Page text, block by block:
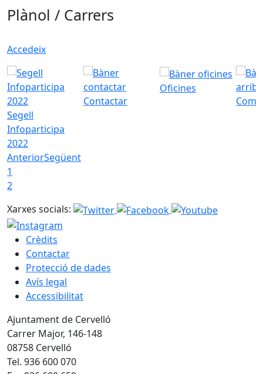
Plànol / Carrers
Accedeix
Segell
Infoparticipa
2022
Contactar
Oficines
Com
AnteriorSegüent
1
2
Xarxes socials:
Crèdits
Contactar
Protecció de dades
Avís legal
Accessibilitat
Ajuntament de Cervelló
Carrer Major, 146-148
08758 Cervelló
Tel. 936 600 070